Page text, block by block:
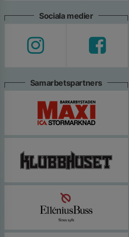
Sociala medier
Samarbetspartners